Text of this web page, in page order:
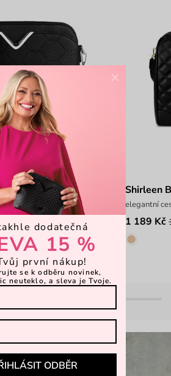
Shirleen
elegantní
1 189 Kč
×
dodatečná
15 %
první nákup!
se k odběru novinek,
neuteklo, a sleva je Tvoje.
ODBĚR